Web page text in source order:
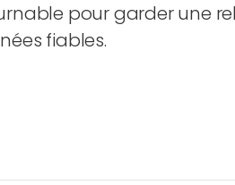
pour garder une
fiables.